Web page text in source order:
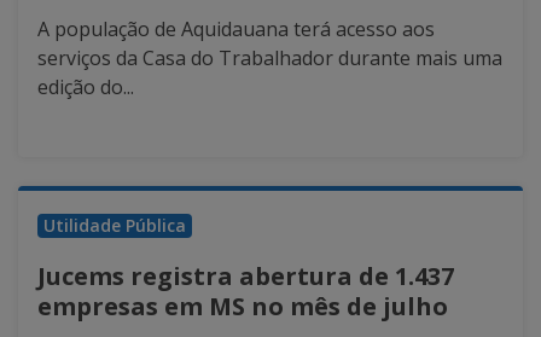
A população de Aquidauana terá acesso aos
serviços da Casa do Trabalhador durante mais uma
edição do...
Utilidade Pública
Jucems registra abertura de 1.437
empresas em MS no mês de julho